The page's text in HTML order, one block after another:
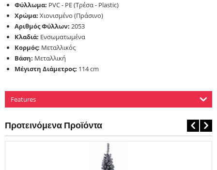
Φύλλωμα: PVC - PE (Τρέσα - Plastic)
Χρώμα: Χιονισμένο (Πράσινο)
Αριθμός Φύλλων: 2053
Κλαδιά: Ενσωματωμένα
Κορμός: Μεταλλικός
Βάση: Μεταλλική
Μέγιστη Διάμετρος: 114 cm
Features
Προτεινόμενα Προϊόντα